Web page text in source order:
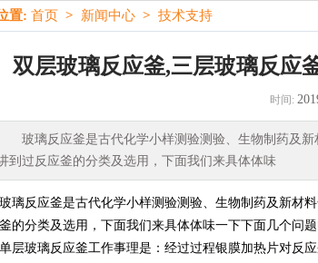
置: 首页 > 新闻中心 > 技术支持
双层玻璃反应釜,三层玻璃反应
时间:
玻璃反应釜是古代化学小样测验测验、生物制药及新
到过反应釜的分类及选用，下面我们来具体体味
反应釜是古代化学小样测验测验、生物制药及新材料
的分类及选用，下面我们来具体体味一下下面几个问题
玻璃反应釜工作事理是：经过过程银膜加热片对反应